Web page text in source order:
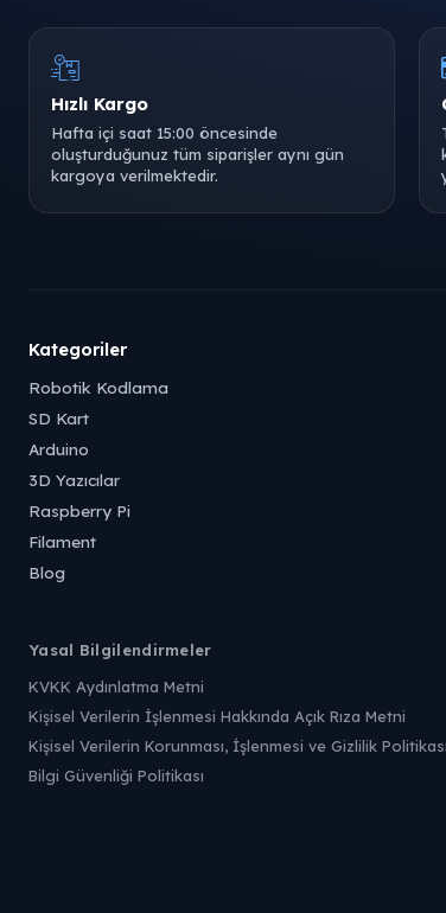
Hızlı Kargo
Hafta içi saat 15:00 öncesinde
oluşturduğunuz tüm siparişler aynı gün
kargoya verilmektedir.
Kategoriler
Robotik Kodlama
SD Kart
Arduino
3D Yazıcılar
Raspberry Pi
Filament
Blog
Yasal Bilgilendirmeler
KVKK Aydınlatma Metni
Kişisel Verilerin İşlenmesi Hakkında Açık Rıza Metni
Kişisel Verilerin Korunması, İşlenmesi ve Gizlilik Politikası
Bilgi Güvenliği Politikası